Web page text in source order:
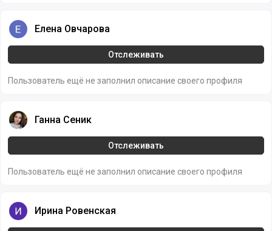
Елена Овчарова
Елена Овчарова
Отслеживать
Пользователь ещё не заполнил описание своего профиля
Ганна СеникГанна Сеник
Отслеживать
Пользователь ещё не заполнил описание своего профиля
Ирина Ровенская
Ирина Ровенская